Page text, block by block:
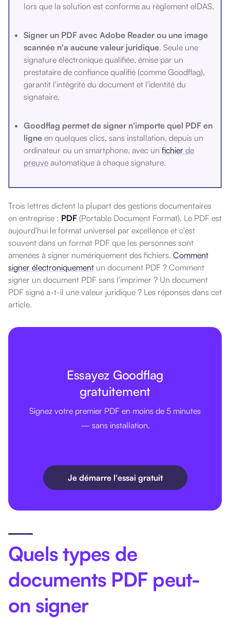
lors que la solution est conforme au règlement eIDAS.
Signer un PDF avec Adobe Reader ou une image
scannée n'a aucune valeur juridique. Seule une
signature électronique qualifiée, émise par un
prestataire de confiance qualifié (comme Goodflag),
garantit l'intégrité du document et l'identité du
signataire.
Goodflag permet de signer n'importe quel PDF en
ligne en quelques clics, sans installation, depuis un
ordinateur ou un smartphone, avec un fichier de
preuve automatique à chaque signature.
Trois lettres dictent la plupart des gestions documentaires
en entreprise : PDF (Portable Document Format). Le PDF est
aujourd'hui le format universel par excellence et c'est
souvent dans un format PDF que les personnes sont
amenées à signer numériquement des fichiers. Comment
signer électroniquement un document PDF ? Comment
signer un document PDF sans l'imprimer ? Un document
PDF signé a-t-il une valeur juridique ? Les réponses dans cet
article.
Essayez Goodflag
gratuitement
Signez votre premier PDF en moins de 5 minutes
— sans installation.
Je démarre l'essai gratuit
Quels types de
documents PDF peut-
on signer